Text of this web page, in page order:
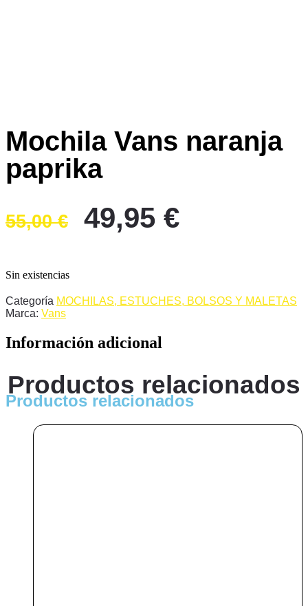
Mochila Vans naranja
paprika
55,00€
El
precio
55,00 €.
49,95 €El
49,95 €.
Sin existencias
Categoría MOCHILAS, ESTUCHES, BOLSOS Y MALETAS
Marca: Vans
Información adicional
Productos relacionados
Productos relacionados